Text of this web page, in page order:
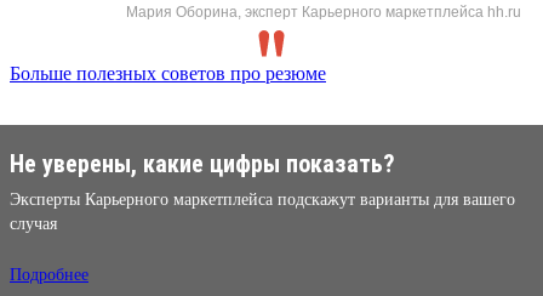
Мария Оборина, эксперт Карьерного маркетплейса hh.ru
Больше полезных советов про резюме
Не уверены, какие цифры показать?
Эксперты Карьерного маркетплейса подскажут варианты для вашего
случая
Подробнее